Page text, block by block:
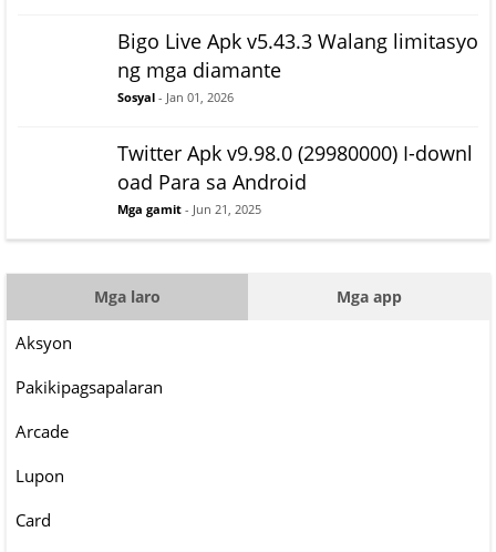
Bigo Live Apk v5.43.3 Walang limitasyo
ng mga diamante
Sosyal - Jan 01, 2026
Twitter Apk v9.98.0 (29980000) I-downl
oad Para sa Android
Mga gamit - Jun 21, 2025
Mga laro Mga app
Aksyon
Pakikipagsapalaran
Arcade
Lupon
Card